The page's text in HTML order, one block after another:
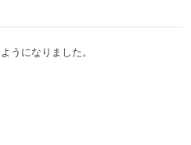
うになりました。